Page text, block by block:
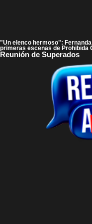
"Un elenco hermoso":
primeras escenas de Prohibida
Reunión de Superados